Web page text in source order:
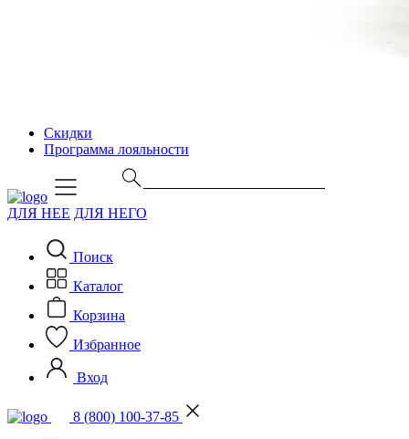
Скидки
Программа лояльности
ДЛЯ НЕЕ ДЛЯ НЕГО
Поиск
Каталог
Корзина
Избранное
Вход
8 (800) 100-37-85